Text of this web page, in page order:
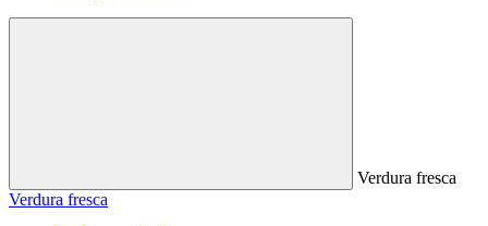
Verdura fresca
Verdura fresca